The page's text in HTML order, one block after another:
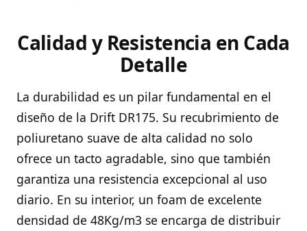
Calidad y Resistencia en Cada
Detalle
La durabilidad es un pilar fundamental en el
diseño de la Drift DR175. Su recubrimiento de
poliuretano suave de alta calidad no solo
ofrece un tacto agradable, sino que también
garantiza una resistencia excepcional al uso
diario. En su interior, un foam de excelente
densidad de 48Kg/m3 se encarga de distribuir